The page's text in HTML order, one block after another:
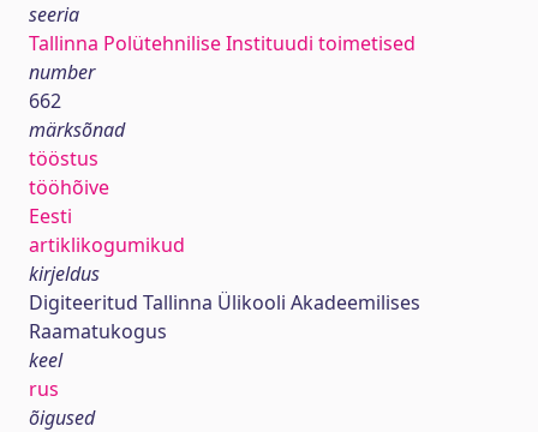
seeria
Tallinna Polütehnilise Instituudi toimetised
number
662
märksõnad
tööstus
tööhõive
Eesti
artiklikogumikud
kirjeldus
Digiteeritud Tallinna Ülikooli Akadeemilises
Raamatukogus
keel
rus
õigused